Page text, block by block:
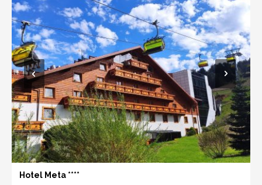
Hotel Meta ****